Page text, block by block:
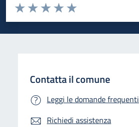
Valuta da 1 a 5 stelle la pagina
Valuta 5 stelle su 5
Valuta 4 stelle su 5
Valuta 3 stelle su 5
Valuta 2 stelle su 5
Valuta 1 stelle su 5
Contatta il comune
Leggi le domande frequenti
Richiedi assistenza